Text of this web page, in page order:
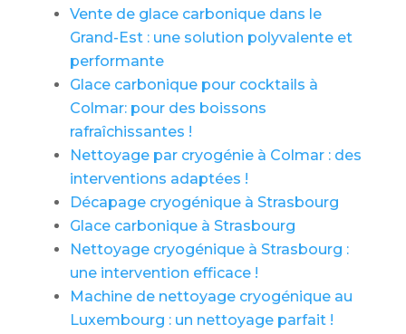
Vente de glace carbonique dans le
Grand-Est : une solution polyvalente et
performante
Glace carbonique pour cocktails à
Colmar: pour des boissons
rafraîchissantes !
Nettoyage par cryogénie à Colmar : des
interventions adaptées !
Décapage cryogénique à Strasbourg
Glace carbonique à Strasbourg
Nettoyage cryogénique à Strasbourg :
une intervention efficace !
Machine de nettoyage cryogénique au
Luxembourg : un nettoyage parfait !